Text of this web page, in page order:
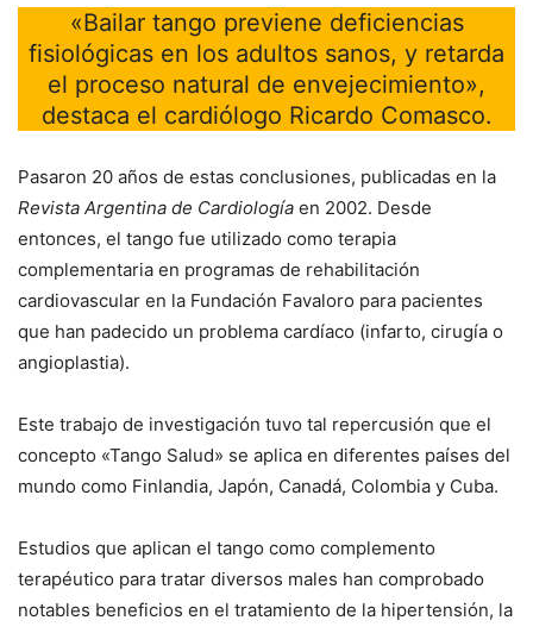
«Bailar tango previene deficiencias
fisiológicas en los adultos sanos, y retarda
el proceso natural de envejecimiento»,
destaca el cardiólogo Ricardo Comasco.
Pasaron 20 años de estas conclusiones, publicadas en la
Revista Argentina de Cardiología en 2002. Desde
entonces, el tango fue utilizado como terapia
complementaria en programas de rehabilitación
cardiovascular en la Fundación Favaloro para pacientes
que han padecido un problema cardíaco (infarto, cirugía o
angioplastia).
Este trabajo de investigación tuvo tal repercusión que el
concepto «Tango Salud» se aplica en diferentes países del
mundo como Finlandia, Japón, Canadá, Colombia y Cuba.
Estudios que aplican el tango como complemento
terapéutico para tratar diversos males han comprobado
notables beneficios en el tratamiento de la hipertensión, la